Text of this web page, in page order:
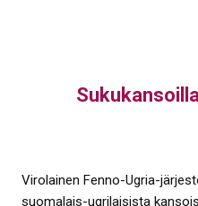
Virolainen Fenno-Ugria-
suomalais-ugrilaisista